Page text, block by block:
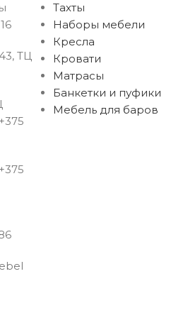
ТЦ
Тахты
Наборы мебели
Кресла
Кровати
Матрасы
Банкетки и пуфики
Мебель для баров